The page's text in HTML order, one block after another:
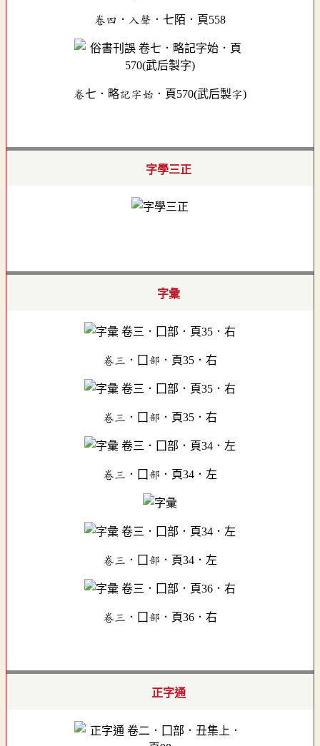
卷四．入聲．七陌．頁558
卷七．略記字始．頁570(武后製字)
字學三正
字彙
卷三．囗部．頁35．右
卷三．囗部．頁35．右
卷三．囗部．頁34．左
卷三．囗部．頁34．左
卷三．囗部．頁36．右
正字通